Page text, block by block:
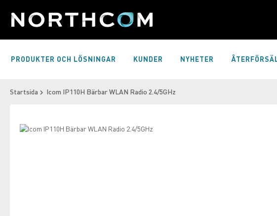
Skip
PRODUKTER OCH LÖSNINGAR
KUNDER NYHETER
Startsida Icom IP110H Bärbar WLAN Radio 2.4/5GHz
Skip